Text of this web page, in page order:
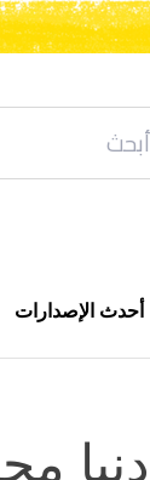
أحدث الإصدارات
دنيا